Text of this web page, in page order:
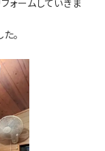
ォームしていきま
。